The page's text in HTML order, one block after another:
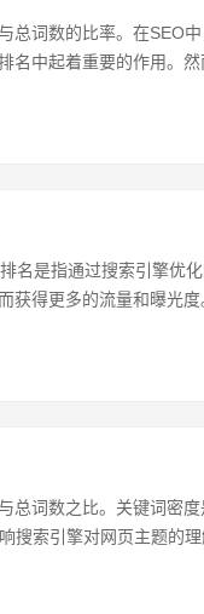
总词数的比率。在SEO
名中起着重要的作用。然
名是指通过搜索引擎优
获得更多的流量和曝光
总词数之比。关键词密度
搜索引擎对网页主题的